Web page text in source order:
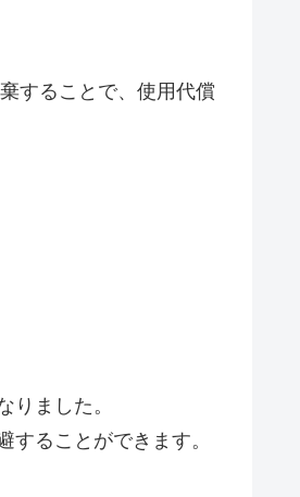
することで、使用代償
ました。
ることができます。